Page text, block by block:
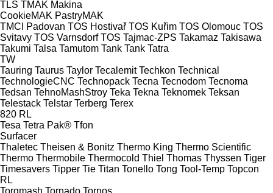
TLS TMAK Makina
CookieMAK PastryMAK
TMCI Padovan TOS Hostivař TOS Kuřim TOS Olomouc TOS
Svitavy TOS Varnsdorf TOS Tajmac-ZPS Takamaz Takisawa
Takumi Talsa Tamutom Tank Tank Tatra
TW
Tauring Taurus Taylor Tecalemit Techkon Technical
TechnologieCNC Technopack Tecna Tecnodom Tecnoma
Tedsan TehnoMashStroy Teka Tekna Teknomek Teksan
Telestack Telstar Terberg Terex
820 RL
Tesa Tetra Pak® Tfon
Surfacer
Thaletec Theisen & Bonitz Thermo King Thermo Scientific
Thermo Thermobile Thermocold Thiel Thomas Thyssen Tiger
Timesavers Tipper Tie Titan Tonello Tong Tool-Temp Topcon
RL
Torgmash Tornado Tornos